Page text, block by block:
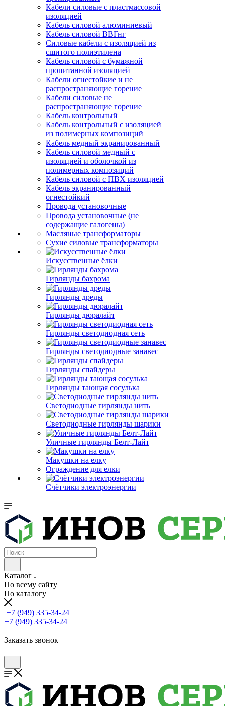
Кабели силовые с пластмассовой
изоляцией
Кабель силовой алюминиевый
Кабель силовой ВВГнг
Силовые кабели с изоляцией из
сшитого полиэтилена
Кабель силовой с бумажной
пропитанной изоляцией
Кабели огнестойкие и не
распространяющие горение
Кабели силовые не
распространяющие горение
Кабель контрольный
Кабель контрольный с изоляцией
из полимерных композиций
Кабель медный экранированный
Кабель силовой медный с
изоляцией и оболочкой из
полимерных композиций
Кабель силовой с ПВХ изоляцией
Кабель экранированный
огнестойкий
Провода установочные
Провода установочные (не
содержащие галогены)
Масляные трансформаторы
Сухие силовые трансформаторы
Искусственные ёлки
Гирлянды бахрома
Гирлянды дреды
Гирлянды дюралайт
Гирлянды светодиодная сеть
Гирлянды светодиодные занавес
Гирлянды спайдеры
Гирлянды тающая сосулька
Светодиодные гирлянды нить
Светодиодные гирлянды шарики
Уличные гирлянды Белт-Лайт
Макушки на елку
Ограждение для елки
Счётчики электроэнергии
Каталог
По всему сайту
По каталогу
+7 (949) 335-34-24
+7 (949) 335-34-24
Заказать звонок